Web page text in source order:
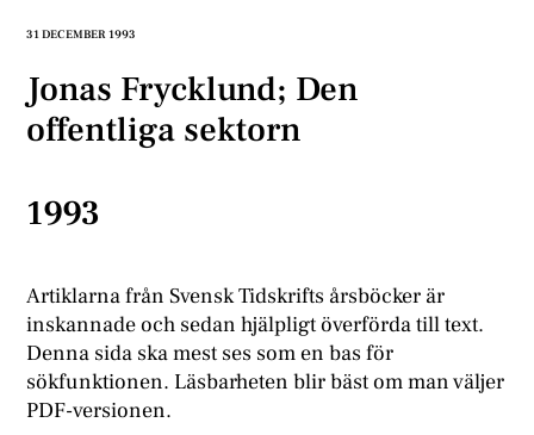
31 DECEMBER 1993
Jonas Frycklund; Den
offentliga sektorn
1993
Artiklarna från Svensk Tidskrifts årsböcker är
inskannade och sedan hjälpligt överförda till text.
Denna sida ska mest ses som en bas för
sökfunktionen. Läsbarheten blir bäst om man väljer
PDF-versionen.